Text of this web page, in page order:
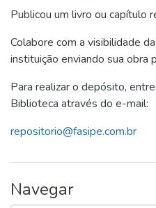
Publicou um livro ou capítulo
Colabore com a visibilidade
instituição enviando sua obra
Para realizar o depósito,
Biblioteca através do e-mail:
repositorio@fasipe.com.br
Navegar